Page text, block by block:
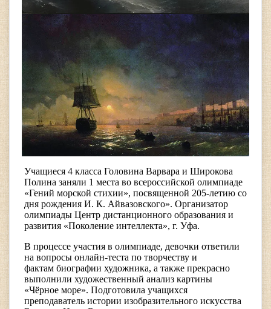
Учащиеся 4 класса Головина Варвара и Широкова
Полина заняли 1 места во всероссийской олимпиаде
«Гений морской стихии», посвященной 205-летию со
дня рождения И. К. Айвазовского». Организатор
олимпиады Центр дистанционного образования и
развития «Поколение интеллекта», г. Уфа.
В процессе участия в олимпиаде, девочки ответили
на вопросы онлайн-теста по творчеству и
фактам биографии художника, а также прекрасно
выполнили художественный анализ картины
«Чёрное море». Подготовила учащихся
преподаватель истории изобразительного искусства